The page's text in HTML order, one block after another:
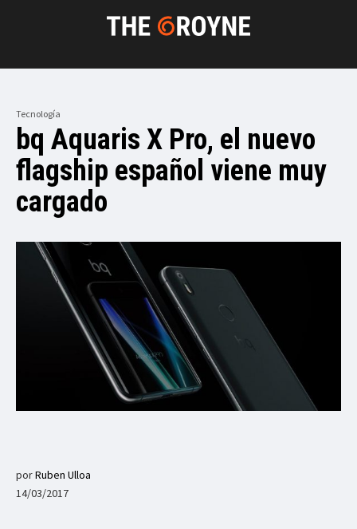
Tecnología
bq Aquaris X Pro, el nuevo
flagship español viene muy
cargado
porRuben Ulloa
14/03/2017